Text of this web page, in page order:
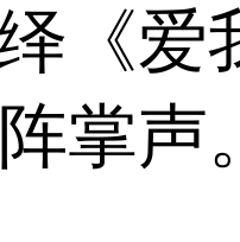
《爱
掌声